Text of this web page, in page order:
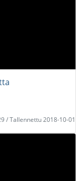
/ Tallennettu 2018-10-01